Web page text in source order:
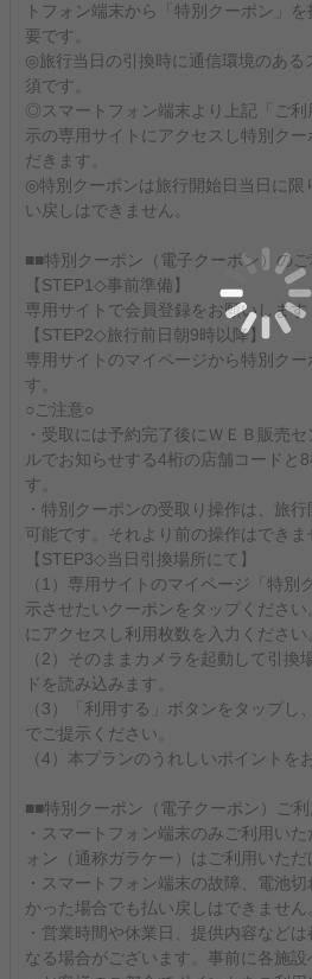
トフォン端末から「特別クーポン」
要です。
◎旅行当日の引換時に通信環境のある
須です。
◎スマートフォン端末より上記「ご利
示の専用サイトにアクセスし特別ク
だきます。
◎特別クーポンは旅行開始日当日に限
い戻しはできません。
■■特別クーポン（電子クーポン）の
【STEP1◇事前準備】
専用サイトで会員登録をお願いします
【STEP2◇旅行前日朝9時以降】
専用サイトのマイページから特別クー
す。
○ご注意○
・受取には予約完了後にＷＥＢ販売
ルでお知らせする4桁の店舗コードと
す。
・特別クーポンの受取り操作は、旅
可能です。それより前の操作はできま
【STEP3◇当日引換場所にて】
（1）専用サイトのマイページ「特別
示させたいクーポンをタップくださ
にアクセスし利用枚数を入力ください
（2）そのままカメラを起動して引換
ドを読み込みます。
（3）「利用する」ボタンをタップし
でご提示ください。
（4）本プランのうれしいポイントを
■■特別クーポン（電子クーポン）ご
・スマートフォン端末のみご利用い
ォン（通称ガラケー）はご利用いただ
・スマートフォン端末の故障、電池
かった場合でも払い戻しはできません
・営業時間や休業日、提供内容など
なる場合がございます。事前に各施設